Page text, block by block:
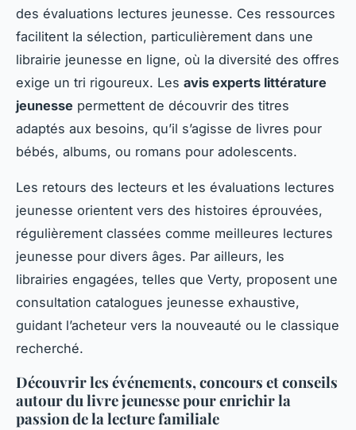
des évaluations lectures jeunesse. Ces ressources
facilitent la sélection, particulièrement dans une
librairie jeunesse en ligne, où la diversité des offres
exige un tri rigoureux. Les avis experts littérature
jeunesse permettent de découvrir des titres
adaptés aux besoins, qu’il s’agisse de livres pour
bébés, albums, ou romans pour adolescents.
Les retours des lecteurs et les évaluations lectures
jeunesse orientent vers des histoires éprouvées,
régulièrement classées comme meilleures lectures
jeunesse pour divers âges. Par ailleurs, les
librairies engagées, telles que Verty, proposent une
consultation catalogues jeunesse exhaustive,
guidant l’acheteur vers la nouveauté ou le classique
recherché.
Découvrir les événements, concours et conseils
autour du livre jeunesse pour enrichir la
passion de la lecture familiale